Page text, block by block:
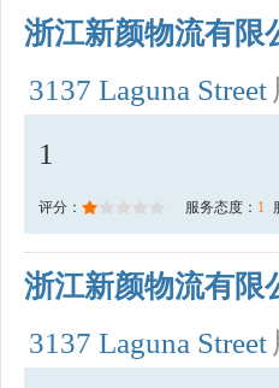
浙江新颜物流有限
3137 Laguna Street
1
评分： 服务态度： 1
浙江新颜物流有限
3137 Laguna Street